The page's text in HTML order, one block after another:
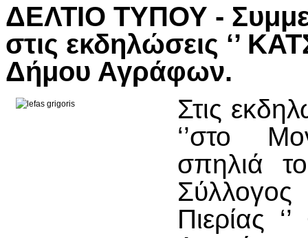
ΔΕΛΤΙΟ ΤΥΠΟΥ -
στις εκδηλώσεις ‘’
Δήμου Αγράφων.
Στις
‘’στο
σπηλιά
Πιερίας